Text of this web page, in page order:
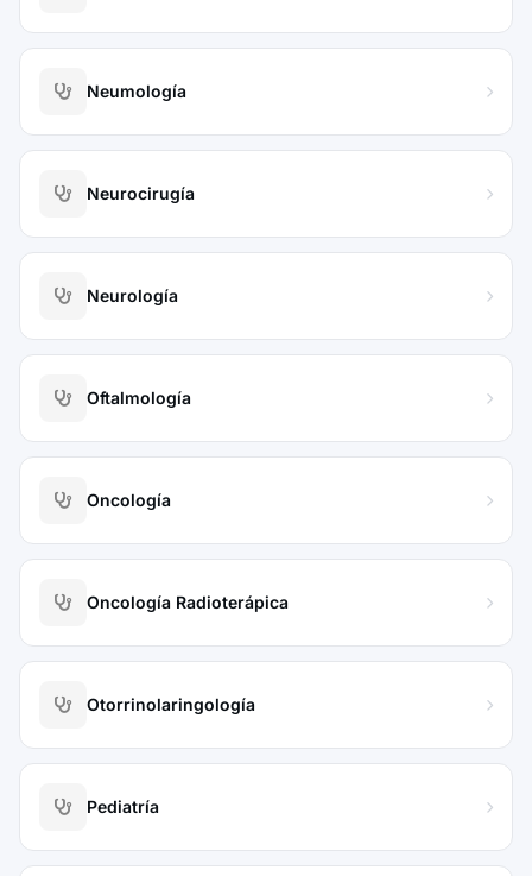
Neumología
Neurocirugía
Neurología
Oftalmología
Oncología
Oncología Radioterápica
Otorrinolaringología
Pediatría